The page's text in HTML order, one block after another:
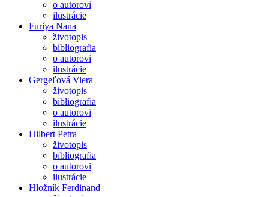
o autorovi
ilustrácie
Furiya Nana
životopis
bibliografia
o autorovi
ilustrácie
Gergeľová Viera
životopis
bibliografia
o autorovi
ilustrácie
Hilbert Petra
životopis
bibliografia
o autorovi
ilustrácie
Hložník Ferdinand